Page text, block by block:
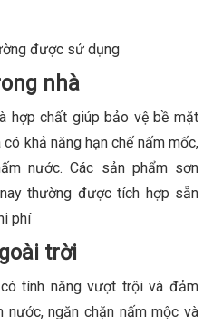
được sử dụng
nhà
hợp chất giúp bảo vệ bề mặt
khả năng hạn chế nấm mốc,
nước. Các sản phẩm sơn
thường được tích hợp sẵn
phí
trời
có tính năng vượt trội và đảm
nước, ngăn chặn nấm mộc và